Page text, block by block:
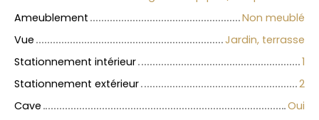
Ameublement
Non meublé
Vue
Jardin, terrasse
Stationnement intérieur
1
Stationnement extérieur
2
Cave
Oui